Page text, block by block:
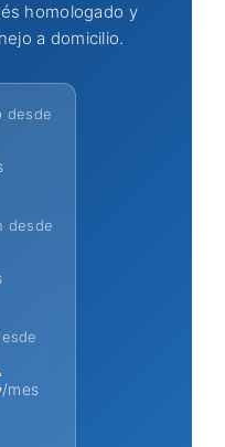
homologado y
a domicilio.
desde
desde
/mes